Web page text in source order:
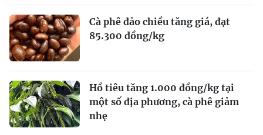
Cà phê đảo chiều tăng giá, đạt
85.300 đồng/kg
Hồ tiêu tăng 1.000 đồng/kg tại
một số địa phương, cà phê giảm
nhẹ